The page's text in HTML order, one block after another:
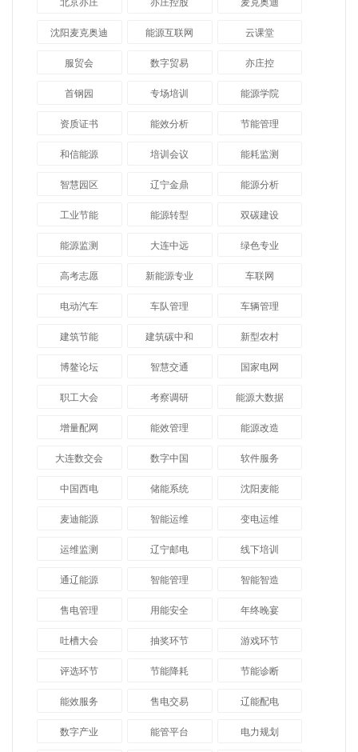
北京亦庄 亦庄控股 麦克奥迪
沈阳麦克奥迪 能源互联网 云课堂
服贸会 数字贸易 亦庄控
首钢园 专场培训 能源学院
资质证书 能效分析 节能管理
和信能源 培训会议 能耗监测
智慧园区 辽宁金鼎 能源分析
工业节能 能源转型 双碳建设
能源监测 大连中远 绿色专业
高考志愿 新能源专业 车联网
电动汽车 车队管理 车辆管理
建筑节能 建筑碳中和 新型农村
博鳌论坛 智慧交通 国家电网
职工大会 考察调研 能源大数据
增量配网 能效管理 能源改造
大连数交会 数字中国 软件服务
中国西电 储能系统 沈阳麦能
麦迪能源 智能运维 变电运维
运维监测 辽宁邮电 线下培训
通辽能源 智能管理 智能智造
售电管理 用能安全 年终晚宴
吐槽大会 抽奖环节 游戏环节
评选环节 节能降耗 节能诊断
能效服务 售电交易 辽能配电
数字产业 能管平台 电力规划